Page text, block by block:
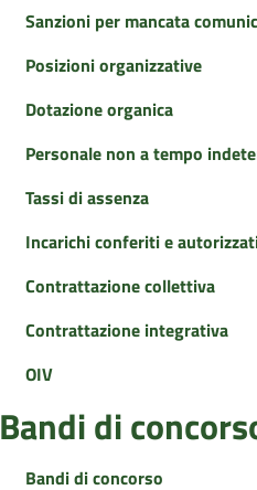
Sanzioni per mancata
Posizioni organizzative
Dotazione organica
Personale non a tempo
Tassi di assenza
Incarichi conferiti e
Contrattazione collettiva
Contrattazione integrativa
OIV
Bandi di
Bandi di concorso